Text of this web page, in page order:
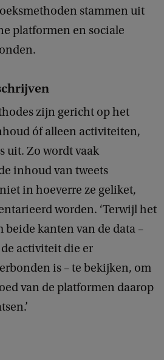
stammen uit
platformen en sociale
zijn gericht op het
óf alleen activiteiten,
uit. Zo wordt vaak
inhoud van tweets
in hoeverre ze geliket,
worden. ‘Terwijl het
kanten van de data –
activiteit die er
is – te bekijken, om
van de platformen daarop